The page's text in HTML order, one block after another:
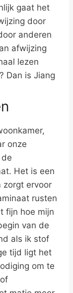
gaat het
door
anderen
afwijzing
lezen
Dan is Jiang
onze
Het is een
zorgt ervoor
rusten
fijn hoe mijn
van de
als ik stof
tijd ligt het
om te